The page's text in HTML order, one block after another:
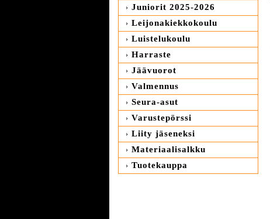
Juniorit 2025-2026
Leijonakiekkokoulu
Luistelukoulu
Harraste
Jäävuorot
Valmennus
Seura-asut
Varustepörssi
Liity jäseneksi
Materiaalisalkku
Tuotekauppa